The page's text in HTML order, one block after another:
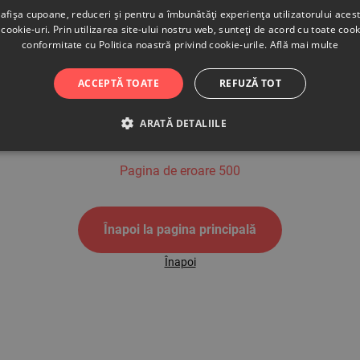
500
Pagina de eroare 500
Înapoi la pagina principală
Înapoi
cupoane, reduceri și pentru a îmbunătăți experiența utilizatorului
uri. Prin utilizarea site-ului nostru web, sunteți de acord cu toate
conformitate cu Politica noastră privind cookie-urile. Află mai multe
ACCEPTĂ TOATE REFUZĂ TOT
ARATĂ DETALIILE